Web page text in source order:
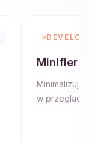
Minifier
Minimalizuj i
w